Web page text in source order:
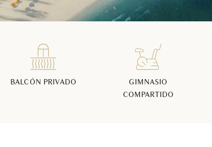
BALCÓN PRIVADO
GIMNASIO
COMPARTIDO